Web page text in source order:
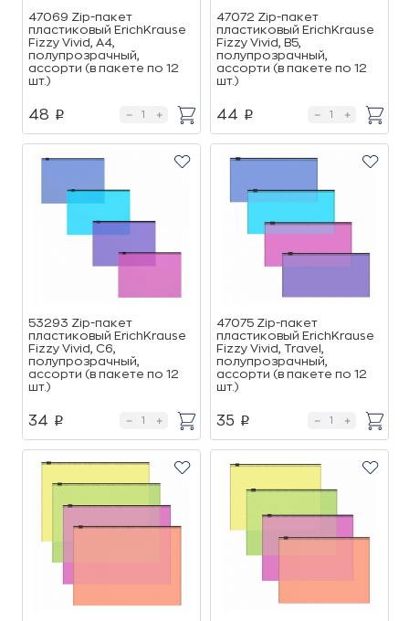
47069 Zip-пакет
пластиковый ErichKrause
Fizzy Vivid, A4,
полупрозрачный,
ассорти (в пакете по 12
шт.)
48 p
47072 Zip-пакет
пластиковый ErichKrause
Fizzy Vivid, B5,
полупрозрачный,
ассорти (в пакете по 12
шт.)
44 p
53293 Zip-пакет
пластиковый ErichKrause
Fizzy Vivid, C6,
полупрозрачный,
ассорти (в пакете по 12
шт.)
34 p
47075 Zip-пакет
пластиковый ErichKrause
Fizzy Vivid, Travel,
полупрозрачный,
ассорти (в пакете по 12
шт.)
35 p